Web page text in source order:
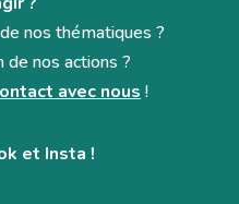
de nos thématiques ?
de nos actions ?
avec nous !
et Insta !